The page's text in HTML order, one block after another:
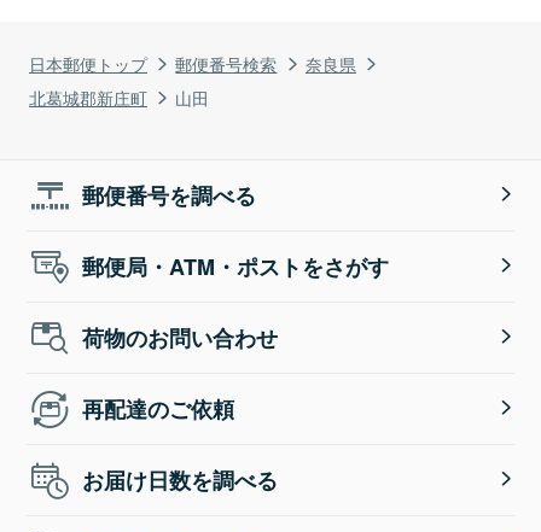
日本郵便トップ 郵便番号検索
奈良県
北葛城郡新庄町
山田
郵便番号を調べる
郵便局・ATM・ポストをさがす
荷物のお問い合わせ
再配達のご依頼
お届け日数を調べる